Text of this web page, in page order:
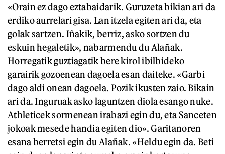
«Orain ez dago eztabaidarik. Guruzeta bikian ari da
erdiko aurrelari gisa. Lan itzela egiten ari da, eta
golak sartzen. Iñakik, berriz, asko sortzen du
eskuin hegaletik», nabarmendu du Alañak.
Horregatik guztiagatik bere kirol ibilbideko
garairik gozoenean dagoela esan daiteke. «Garbi
dago aldi onean dagoela. Pozik ikusten zaio. Bikain
ari da. Inguruak asko laguntzen diola esango nuke.
Athleticek sormenean irabazi egin du, eta Sanceten
jokoak mesede handia egiten dio». Garitanoren
esana berretsi egin du Alañak. «Heldu egin da. Beti